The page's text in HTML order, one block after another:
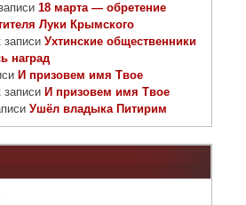
18 марта — обретение
Луки Крымского
Ухтинские общественники
наград
И призовем имя Твое
И призовем имя Твое
Ушёл владыка Питирим